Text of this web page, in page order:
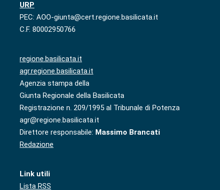
URP
PEC: AOO-giunta@cert.regione.basilicata.it
C.F. 80002950766
regione.basilicata.it
agr.regione.basilicata.it
Agenzia stampa della
Giunta Regionale della Basilicata
Registrazione n. 209/1995 al Tribunale di Potenza
agr@regione.basilicata.it
Direttore responsabile: Massimo Brancati
Redazione
Link utili
Lista RSS